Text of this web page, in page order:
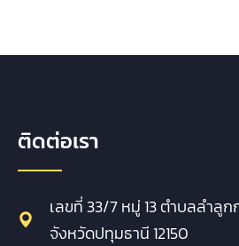
ติดต่อเรา
เลขที่ 33/7 หมู่ 13 ตำบลลำลูก
จังหวัดปทุมธานี 12150